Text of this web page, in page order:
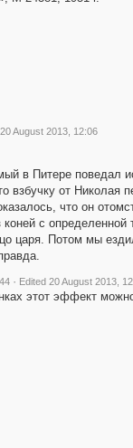
August 2013, 12:06
в Питере поведал
взбучку от Николая
что он
с определенной
царя. Потом мы
· Edited 20 August 2013,
этот эффект